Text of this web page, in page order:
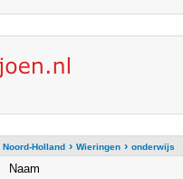
Noord-Holland› Wieringen› onderwijs
Naam